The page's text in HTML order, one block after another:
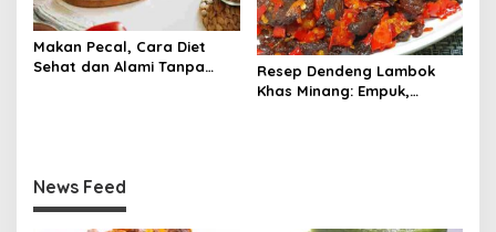
Makan Pecal, Cara Diet
Sehat dan Alami Tanpa
Resep Dendeng Lambok
Khas Minang: Empuk,
News Feed